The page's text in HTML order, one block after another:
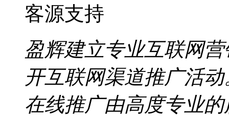
客源支持
盈辉建立专业互联网
开互联网渠道推广活动
在线推广由高度专业